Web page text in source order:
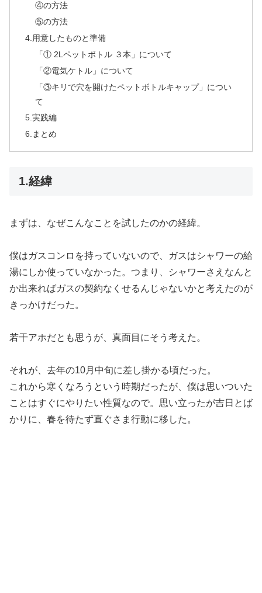
④の方法
⑤の方法
4.用意したものと準備
「① 2Lペットボトル ３本」について
「②電気ケトル」について
「③キリで穴を開けたペットボトルキャップ」につい
て
5.実践編
6.まとめ
1.経緯
まずは、なぜこんなことを試したのかの経緯。
僕はガスコンロを持っていないので、ガスはシャワーの給
湯にしか使っていなかった。つまり、シャワーさえなんと
か出来ればガスの契約なくせるんじゃないかと考えたのが
きっかけだった。
若干アホだとも思うが、真面目にそう考えた。
それが、去年の10月中旬に差し掛かる頃だった。
これから寒くなろうという時期だったが、僕は思いついた
ことはすぐにやりたい性質なので。思い立ったが吉日とば
かりに、春を待たず直ぐさま行動に移した。